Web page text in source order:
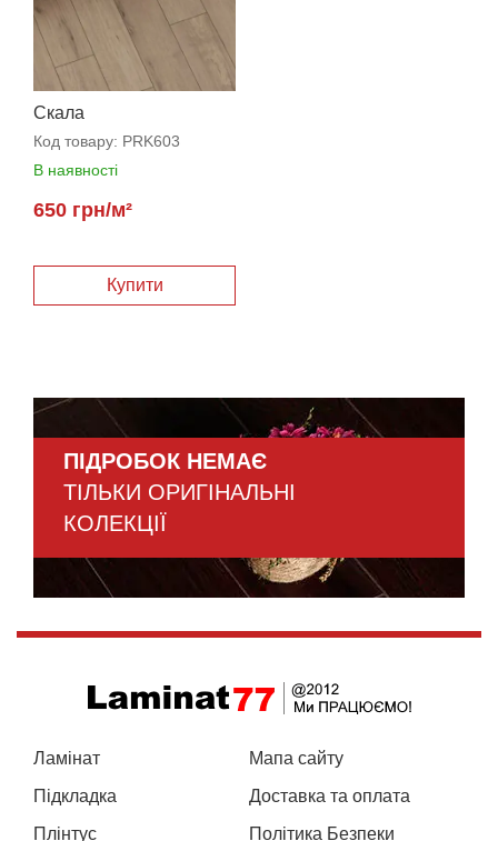
Скала
Код товару: PRK603
В наявності
650 грн/м²
ПІДРОБОК НЕМАЄ
ТІЛЬКИ ОРИГІНАЛЬНІ
КОЛЕКЦІЇ
Ламінат
Підкладка
Плінтус
Мапа сайту
Доставка та оплата
Політика Безпеки